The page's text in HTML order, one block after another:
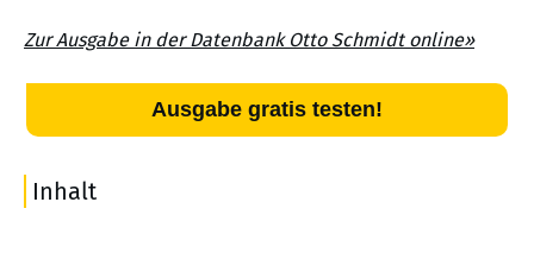
Zur Ausgabe in der Datenbank Otto Schmidt online»
Ausgabe gratis testen!
Inhalt